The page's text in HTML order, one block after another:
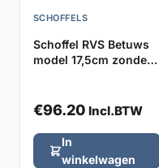
SCHOFFELS
Schoffel RVS Betuws
model 17,5cm zonder
€96.20 Incl.BTW
In
winkelwagen